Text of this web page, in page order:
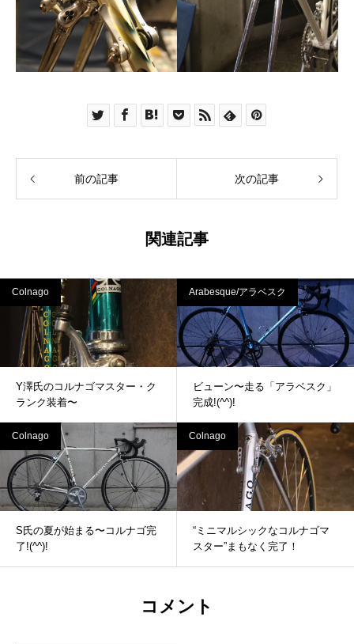
前の記事 次の記事
関連記事
Colnago
Y澤氏のコルナゴマスター・ク
ランク装着〜
Arabesque/アラベスク
ビューン〜走る「アラベスク」
完成!(^^)!
Colnago
S氏の夏が始まる〜コルナゴ完
了!(^^)!
Colnago
“ミニマルシックなコルナゴマ
スター”まもなく完了！
コメント